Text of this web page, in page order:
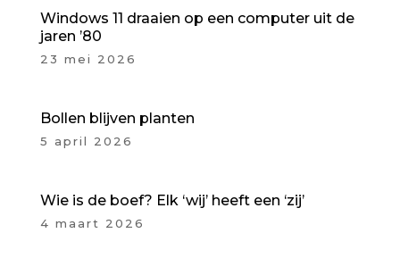
Windows 11 draaien op een computer uit de
jaren ’80
23 mei 2026
Bollen blijven planten
5 april 2026
Wie is de boef? Elk ‘wij’ heeft een ‘zij’
4 maart 2026